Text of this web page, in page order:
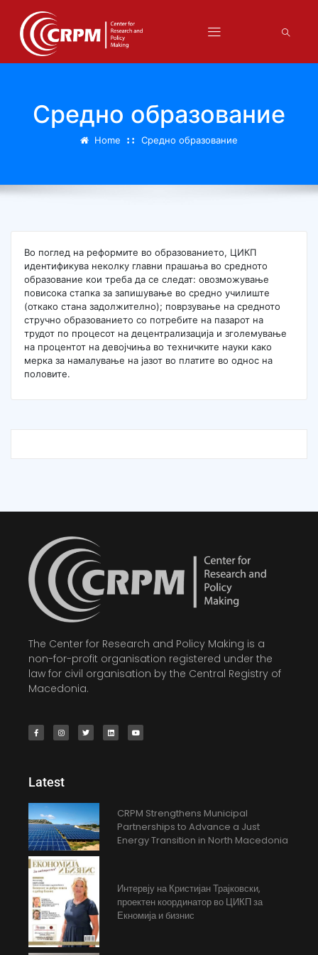
Средно образование
Home Средно образование
Во поглед на реформите во образованието, ЦИКП
идентификува неколку главни прашања во средното
образование кои треба да се следат: овозможување
повисока стапка за запишување во средно училиште
(откако стана задолжително); поврзување на средното
стручно образованието со потребите на пазарот на
трудот по процесот на децентрализација и зголемување
на процентот на девојчиња во техничките науки како
мерка за намалување на јазот во платите во однос на
половите.
The Center for Research and Policy Making is a
non-for-profit organisation registered under the
law for civil organisation by the Central Registry of
Macedonia.
Latest
CRPM Strengthens Municipal
Partnerships to Advance a Just
Energy Transition in North Macedonia
Интервју на Кристијан Трајковски,
проектен координатор во ЦИКП за
Екномија и бизнис